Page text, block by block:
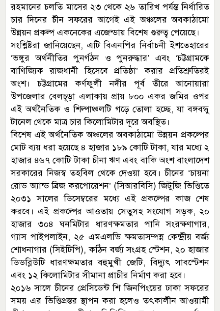
রহমানের চলতি মাসের ২৩ থেকে ২৬ তারিখ পর্যন্ত নির্ধারিত
চার দিনের চীন সফরের আগেই এই অঞ্চলের অবকাঠামো
উন্নয়ন প্রকল্প একনেকের এজেন্ডায় বিশেষ গুরুত্ব পেয়েছে।
সংশ্লিষ্টরা জানিয়েছেন, এটি বিএনপির নির্বাচনী ইশতেহারের
‘ভঙ্গুর অর্থনীতির পুনর্গঠন ও পুনরুদ্ধার’ এবং ‘চট্টগ্রামকে
বাণিজ্যিক রাজধানী হিসেবে প্রতিষ্ঠা’ করার প্রতিশ্রুতিরই
অংশ। চট্টগ্রামের কর্ণফুলী নদীর পূর্ব তীরে আনোয়ারা
উপজেলার বেলচূড়া এলাকায় প্রায় ৮০০ একর জমির ওপর
এই অর্থনৈতিক ও শিল্পাঞ্চলটি গড়ে তোলা হচ্ছে, যা বঙ্গবন্ধু
টানেল থেকে মাত্র চার কিলোমিটার দূরে অবস্থিত।
বিশেষ এই অর্থনৈতিক অঞ্চলের অবকাঠামো উন্নয়ন প্রকল্পের
মোট ব্যয় ধরা হয়েছে ৪ হাজার ১৮৯ কোটি টাকা, যার মধ্যে ২
হাজার ৪৬৭ কোটি টাকা চীনা ঋণ এবং বাকি অংশ বাংলাদেশ
সরকারের নিজস্ব তহবিল থেকে দেওয়া হবে। চীনের ‘চায়না
রোড অ্যান্ড ব্রিজ করপোরেশন’ (সিআরবিসি) জিটুজি ভিত্তিতে
২০৩১ সালের ডিসেম্বরের মধ্যে এই প্রকল্পের কাজ শেষ
করবে। এই প্রকল্পের আওতায় সেতুসহ সংযোগ সড়ক, ২০
হাজার ৩০৪ ঘনমিটার ধারণক্ষমতার পানি সংরক্ষণাগার,
গ্যাস পাইপলাইন, ২৫ এমএলডি ক্ষমতাসম্পন্ন কেন্দ্রীয় বর্জ্য
শোধনাগার (সিইটিপি), কঠিন বর্জ্য সংগ্রহ স্টেশন, ২০ হাজার
ডিডব্লিউটি ধারণক্ষমতার বহুমুখী জেটি, বিদ্যুৎ সাবস্টেশন
এবং ১২ কিলোমিটার সীমানা প্রাচীর নির্মাণ করা হবে।
২০১৬ সালে চীনের প্রেসিডেন্ট শি জিনপিংয়ের ঢাকা সফরের
সময় এর ভিত্তিপ্রস্তর স্থাপন করা হলেও তৎকালীন আওয়ামী